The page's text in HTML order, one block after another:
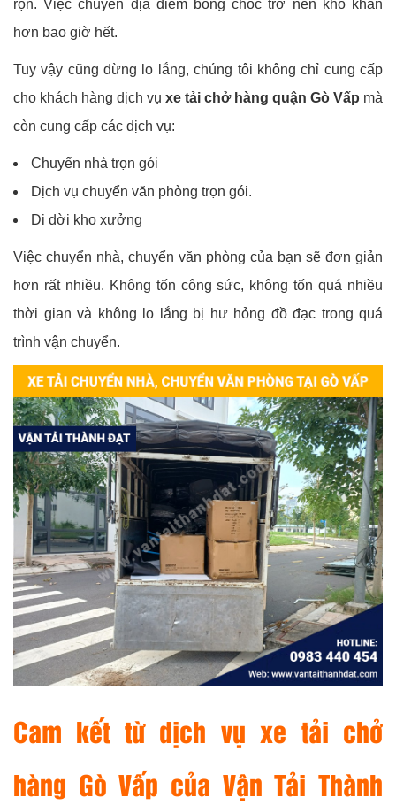
rộn. Việc chuyển địa điểm bỗng chốc trở nên khó khăn
hơn bao giờ hết.
Tuy vậy cũng đừng lo lắng, chúng tôi không chỉ cung cấp
cho khách hàng dịch vụ xe tải chở hàng quận Gò Vấp mà
còn cung cấp các dịch vụ:
Chuyển nhà trọn gói
Dịch vụ chuyển văn phòng trọn gói.
Di dời kho xưởng
Việc chuyển nhà, chuyển văn phòng của bạn sẽ đơn giản
hơn rất nhiều. Không tốn công sức, không tốn quá nhiều
thời gian và không lo lắng bị hư hỏng đồ đạc trong quá
trình vận chuyển.
Cam kết từ dịch vụ xe tải chở
hàng Gò Vấp của Vận Tải Thành